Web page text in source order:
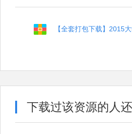
【全套打包下载】2015
下载过该资源的人